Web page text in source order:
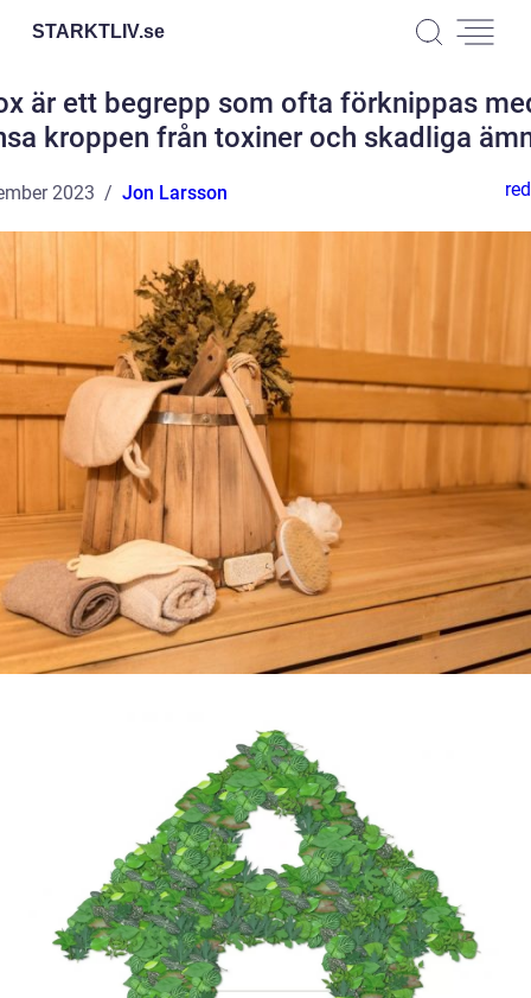
STARKTLIV.se
är ett begrepp som ofta förknippas
kroppen från toxiner och skadliga
2023 Jon Larsson